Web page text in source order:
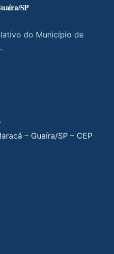
SP
do Município de
– Guaíra/SP – CEP